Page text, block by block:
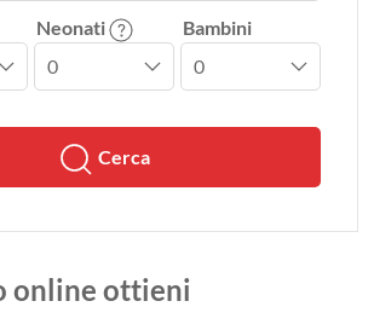
Neonati Bambini
Cerca
online ottieni